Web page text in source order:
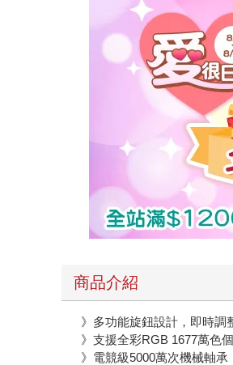
商品介紹
》多功能旋鈕設計，即時調
》支援全彩RGB 1677萬色
》電競級5000萬次機械軸